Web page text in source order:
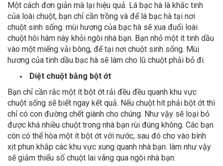
Một cách đơn giản mà lại hiệu quả. Lá bạc hà là khắc tinh
của loài chuột, bạn chỉ cần trồng và để lá bạc hà tại nơi
chuột sinh sống. mùi hương của bạc hà sẽ xua đuổi loài
chuột hôi hám này khỏi ngôi nhà bạn. Bạn nhỏ một ít tinh dầu
vào một miếng vải bông, để tại nơi chuột sinh sống. Mùi
hương của tinh dầu bạc hà sẽ làm cho lũ chuột phải bỏ đi.
Diệt chuột bằng bột ớt
Bạn chỉ cần rắc một ít bột ớt rải đều đều quanh khu vực
chuột sống sẽ biết ngay kết quả. Nếu chuột hít phải bột ớt thì
chỉ có con đường chết giành cho chúng. Như vậy sẽ loại bỏ
được khá nhiều chuột trong nhà bạn rùi đúng không. Các bạn
còn có thể hòa một ít bột ớt với nước, sau đó cho vào bình
xịt phun khắp các khu vực xung quanh nhà bạn. làm như vậy
sẽ giảm thiểu số chuột lai vãng qua ngôi nhà bạn.